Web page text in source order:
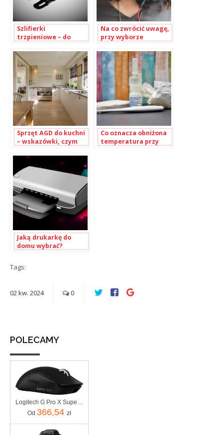
Szlifierki
trzpieniowe – do
Na co zwrócić uwagę,
przy wyborze
Sprzęt AGD do kuchni
– wskazówki, czym
wyborze
Co oznacza obniżona
temperatura przy
Jaką drukarkę do
domu wybrać?
Tags:
02kw. 2024 0
POLECAMY
Logitech G Pro X Superlight 2 (910007554)
Od 366,54 zł